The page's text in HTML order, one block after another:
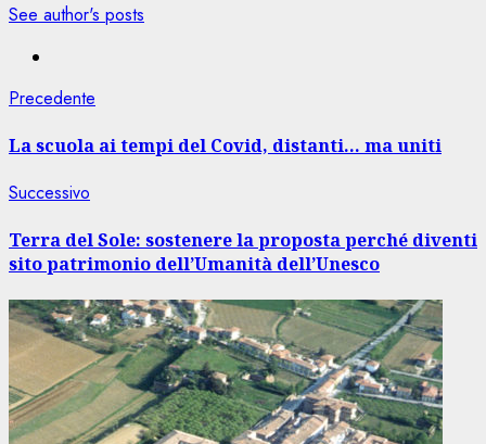
See author's posts
Navigazione
articolo
Precedente
La scuola ai tempi del Covid, distanti… ma uniti
Successivo
Terra del Sole: sostenere la proposta perché diventi
sito patrimonio dell’Umanità dell’Unesco